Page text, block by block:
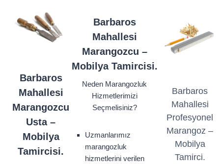
Barbaros
Mahallesi
Marangozcu
Usta –
Mobilya
Tamircisi.
Barbaros
Mahallesi
Marangozcu –
Mobilya Tamircisi.
Neden Marangozluk
Hizmetlerimizi
Seçmelisiniz?
Uzmanlarımız
marangozluk
hizmetlerini verilen
Barbaros
Mahallesi
Profesyonel
Marangoz –
Mobilya
Tamirci.